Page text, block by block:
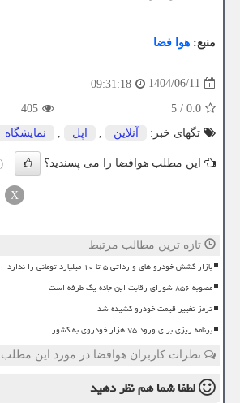
منبع: هوا فضا
1404/06/11
09:31:18
0.0
/
5
405
تگهای خبر:
آنلاین , اپل , نمایشگاه
این مطلب هوافضا را می پسندید؟ (0)
X
تازه ترین مطالب مرتبط
بازار کشش خودرو های وارداتی ۵ تا ۱۰ میلیارد تومانی را ندارد
مصوبه ۸۵۶ شورای رقابت این جاده یک طرفه است
ترمز تغییر قیمت خودرو کشیده شد
برنامه ریزی برای ورود ۷۵ هزار خودروی به کشور
نظرات کاربران هوافضا در مورد این مطلب
لطفا شما همنظر دهید